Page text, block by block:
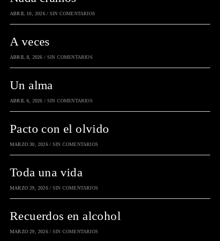
ABRIL 10, 2026 / SIN COMENTARIOS
A veces
ABRIL 8, 2026 / SIN COMENTARIOS
Un alma
ABRIL 6, 2026 / SIN COMENTARIOS
Pacto con el olvido
MARZO 30, 2026 / SIN COMENTARIOS
Toda una vida
MARZO 29, 2026 / SIN COMENTARIOS
Recuerdos en alcohol
MARZO 29, 2026 / SIN COMENTARIOS